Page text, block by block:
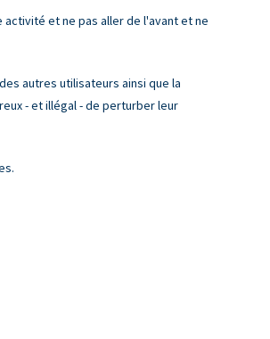
et ne pas aller de l'avant et ne
autres utilisateurs ainsi que la
- et illégal - de perturber leur